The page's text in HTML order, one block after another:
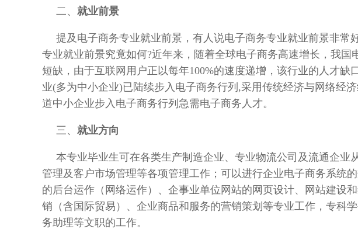
二、 就业前景
提及电子商务专业就业前景，有人说电子商务专业就业前景非常
专业就业前景究竟如何?近年来，随着全球电子商务高速增长，我
短缺，由于互联网用户正以每年100%的速度递增，该行业的人才
业(多为中小企业)已陆续步入电子商务行列,采用传统经济与网络经
道中小企业步入电子商务行列急需电子商务人才。
三、 就业方向
本专业毕业生可在各类生产制造企业、专业物流公司及流通企业
管理及客户市场管理等各项管理工作；可以进行企业电子商务系统
的后台运作（网络运作）、企事业单位网站的网页设计、网站建设
销（含国际贸易）、企业商品和服务的营销策划等专业工作，专科
务助理等文职的工作。